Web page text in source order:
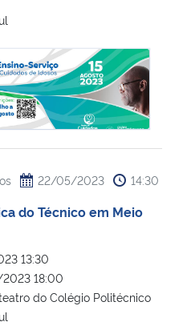
Serviço do Curso Técnico
22/05/2023 14:30
do Técnico em Meio
13:30
18:00
do Colégio Politécnico